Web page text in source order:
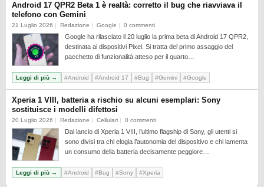
Android 17 QPR2 Beta 1 è realtà: corretto il bug che riavviava il
telefono con Gemini
21 Luglio 2026 Redazione Google 0 commenti
Google ha rilasciato il 20 luglio la prima beta di Android 17 QPR2,
destinata ai dispositivi Pixel. Si tratta del primo assaggio del
pacchetto di funzionalità atteso per il quarto…
Leggi di più → #Android #Android 17 #Bug #Gemini #Google
Xperia 1 VIII, batteria a rischio su alcuni esemplari: Sony
sostituisce i modelli difettosi
20 Luglio 2026 Redazione Cellulari 0 commenti
Dal lancio di Xperia 1 VIII, l’ultimo flagship di Sony, gli utenti si
sono divisi tra chi elogia l’autonomia del dispositivo e chi lamenta
un consumo della batteria decisamente peggiore…
Leggi di più → #Android #Bug #Sony #Xperia